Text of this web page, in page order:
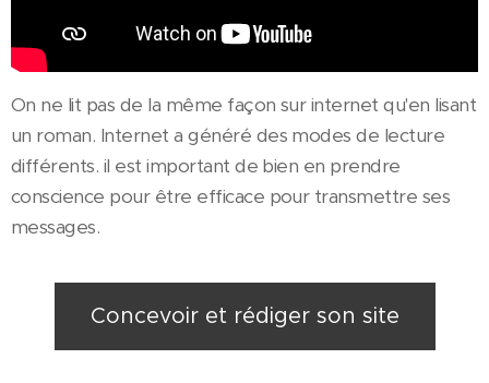
On ne lit pas de la même façon sur internet qu'en lisant
un roman. Internet a généré des modes de lecture
différents. il est important de bien en prendre
conscience pour être efficace pour transmettre ses
messages.
Concevoir et rédiger son site